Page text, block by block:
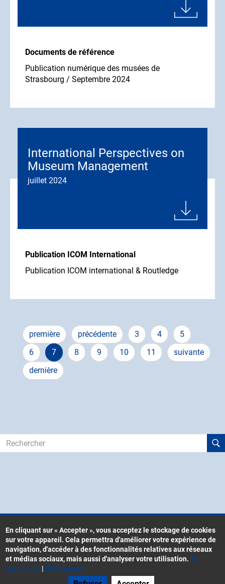
Documents de référence
Publication numérique des musées de
Strasbourg / Septembre 2024
International Perspectives on
Museum Management
juillet 2024
Publication ICOM International
Publication ICOM international & Routledge
Pagination
Première
page
première
Page
précédente
précédente Page
3 Page
4 Page
5
Page
6
Page
courante
7 Page
8 Page
9 Page
10 Page
11
Page
suivante
suivante
Dernière
page
dernière
Rechercher
Menu
Pied
Contacts
CGU
Mentions légales
En cliquant sur « Accepter », vous acceptez le stockage de cookies
sur votre appareil. Cela permettra d'améliorer votre expérience de
navigation, d'accéder à des fonctionnalités relatives aux réseaux
et médias sociaux, mais aussi d'analyser votre utilisation. En
savoir plus | Préférences